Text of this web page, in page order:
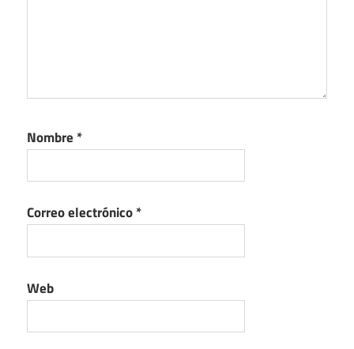
Nombre *
Correo electrónico*
Web